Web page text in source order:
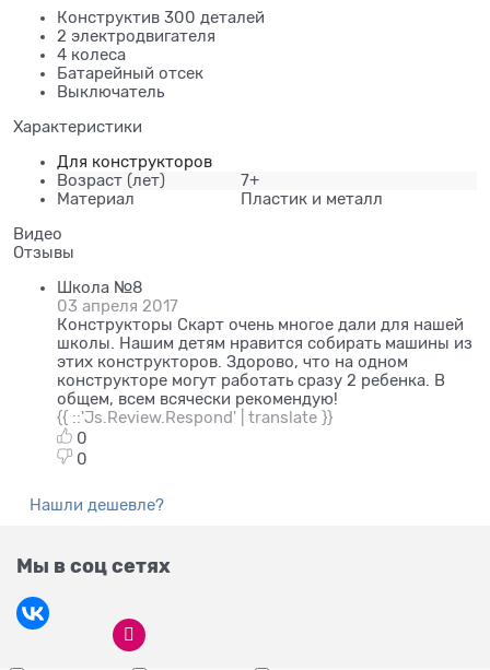
Конструктив 300 деталей
2 электродвигателя
4 колеса
Батарейный отсек
Выключатель
Характеристики
Для конструкторов
Возраст (лет)
7+
Материал
Пластик и металл
Видео
Отзывы
Школа №8
03 апреля 2017
Конструкторы Скарт очень многое дали для нашей
школы. Нашим детям нравится собирать машины из
этих конструкторов. Здорово, что на одном
конструкторе могут работать сразу 2 ребенка. В
общем, всем всячески рекомендую!
{{ ::'Js.Review.Respond' | translate }}
0
0
Нашли дешевле?
Мы в соц сетях